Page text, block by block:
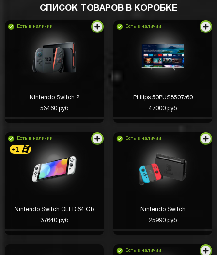
СПИСОК ТОВАРОВ В КОРОБКЕ
Есть в наличии
Nintendo Switch 2
53460 руб
Есть в наличии
Philips 50PUS8507/60
47000 руб
Есть в наличии
+1
Nintendo Switch OLED 64 Gb
37640 руб
Есть в наличии
Nintendo Switch
25990 руб
Есть в наличии